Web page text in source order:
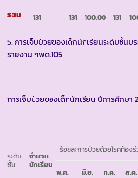
รวม 131 131 100.00 131
5. การเจ็บป่วยของเด็กนักเรียนระดับชั้นป
รายงาน กพด.105
การเจ็บป่วยของเด็กนักเรียน ปีการศึกษา
ระดับ
ชั้น
จำนวน
นักเรียน
ร้อยละการป่วยด้วยโรคท้องร่
พ.ค. มิ.ย. ก.ค. ส.ค.